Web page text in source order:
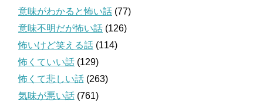
意味がわかると怖い話 (77)
意味不明だが怖い話 (126)
怖いけど笑える話 (114)
怖くていい話 (129)
怖くて悲しい話 (263)
気味が悪い話 (761)